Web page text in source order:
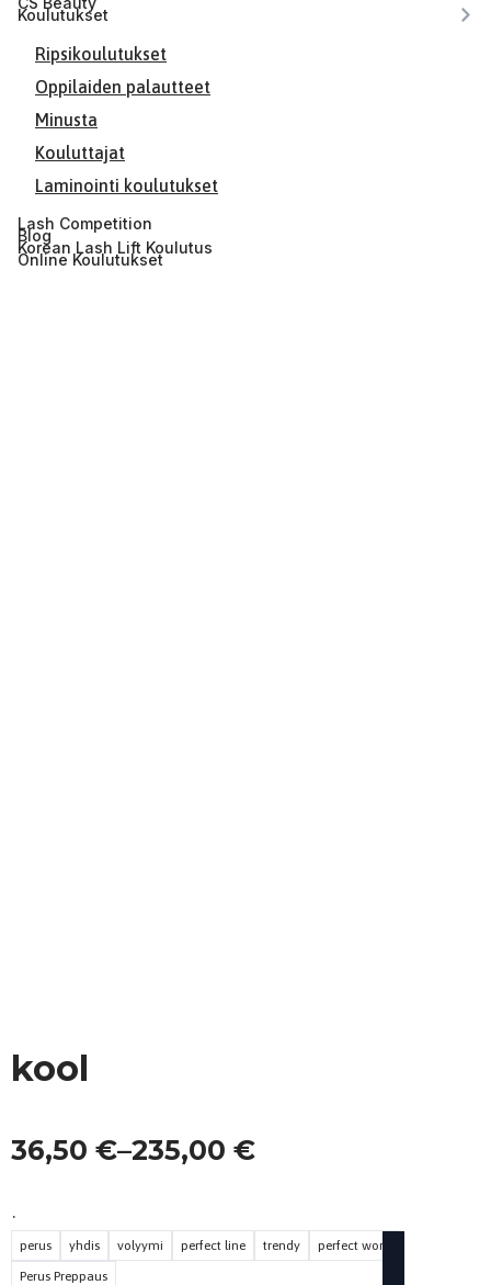
Koulutukset
Ripsikoulutukset
Oppilaiden palautteet
Minusta
Kouluttajat
Laminointi koulutukset
Lash Competition
Blog
Korean Lash Lift Koulutus
Online Koulutukset
kool
36,50 €–235,00 €
Hintaluokka:
-
235,00 €
.
perus yhdis volyymi perfect line trendy
perfect work
Perus Preppaus